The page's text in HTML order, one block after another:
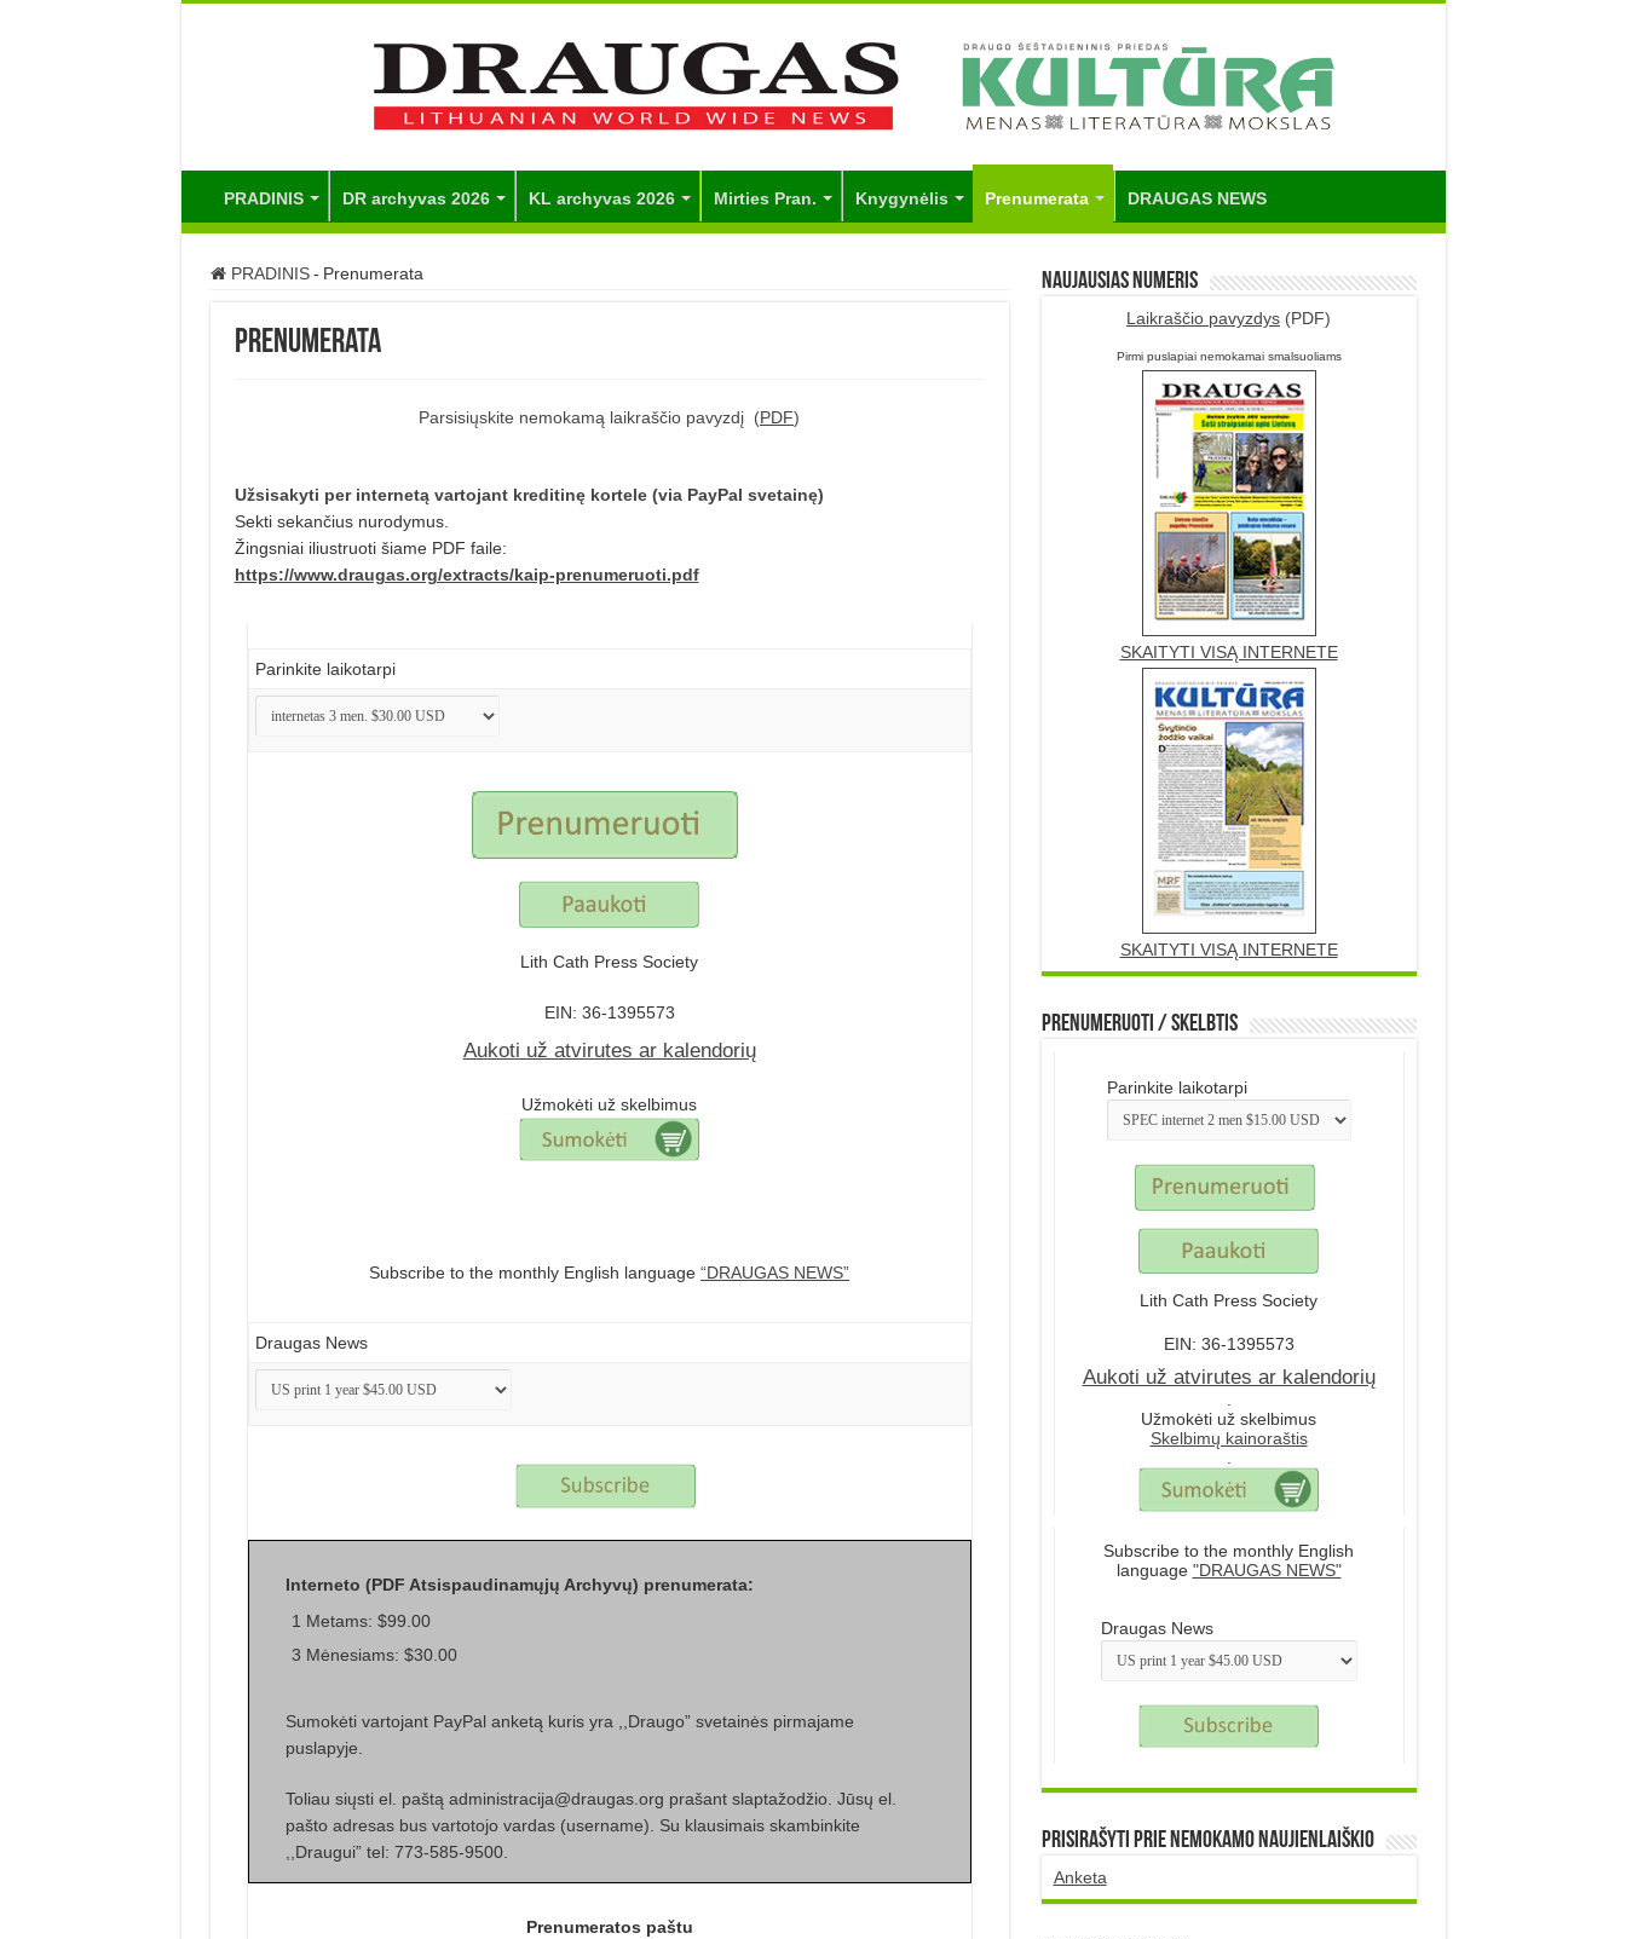
PRADINIS DR archyvas 2026 KL archyvas 2026 Mirties Pran. Knygynėlis Prenumerata DRAUGAS NEWS
PRADINIS - Prenumerata
Prenumerata
Parsisiųskite nemokamą laikraščio pavyzdį (PDF)
Užsisakyti per internetą vartojant kreditinę kortele (via PayPal svetainę)
Sekti sekančius nurodymus.
Žingsniai iliustruoti šiame PDF faile:
https://www.draugas.org/extracts/kaip-prenumeruoti.pdf
Parinkite laikotarpi
Lith Cath Press Society
EIN: 36-1395573
Aukoti už atvirutes ar kalendorių
Užmokėti už skelbimus
Subscribe to the monthly English language “DRAUGAS NEWS”
Draugas News
Interneto (PDF Atsispaudinamųjų Archyvų) prenumerata:
1 Metams: $99.00
3 Mėnesiams: $30.00
Sumokėti vartojant PayPal anketą kuris yra ,,Draugo” svetainės pirmajame
puslapyje.
Toliau siųsti el. paštą administracija@draugas.org prašant slaptažodžio. Jūsų el.
pašto adresas bus vartotojo vardas (username).
Su klausimais skambinkite
,,Draugui” tel: 773-585-9500.
Prenumeratos paštu
Naujausias numeris
Laikraščio pavyzdys (PDF)
Pirmi puslapiai nemokamai smalsuoliams
SKAITYTI VISĄ INTERNETE
SKAITYTI VISĄ INTERNETE
Prenumeruoti / Skelbtis
Parinkite laikotarpi
Lith Cath Press Society
EIN: 36-1395573
Aukoti už atvirutes ar kalendorių
.
Užmokėti už skelbimus
Skelbimų kainoraštis
.
Subscribe to the monthly English
language "DRAUGAS NEWS"
Draugas News
Prisirašyti prie nemokamo naujienlaiškio
Anketa